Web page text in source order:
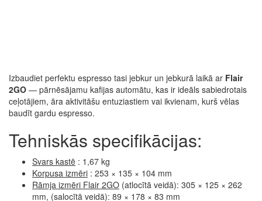
Izbaudiet perfektu espresso tasi jebkur un jebkurā laikā ar Flair
2GO — pārnēsājamu kafijas automātu, kas ir ideāls sabiedrotais
ceļotājiem, āra aktivitāšu entuziastiem vai ikvienam, kurš vēlas
baudīt gardu espresso.
Tehniskās specifikācijas:
Svars kastē : 1,67 kg
Korpusa izmēri : 253 × 135 × 104 mm
Rāmja izmēri Flair 2GO (atlocītā veidā): 305 × 125 × 262
mm, (salocītā veidā): 89 × 178 × 83 mm